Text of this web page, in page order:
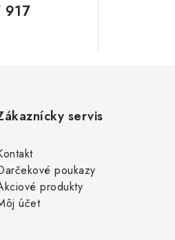
917
servis
poukazy
produkty
účet